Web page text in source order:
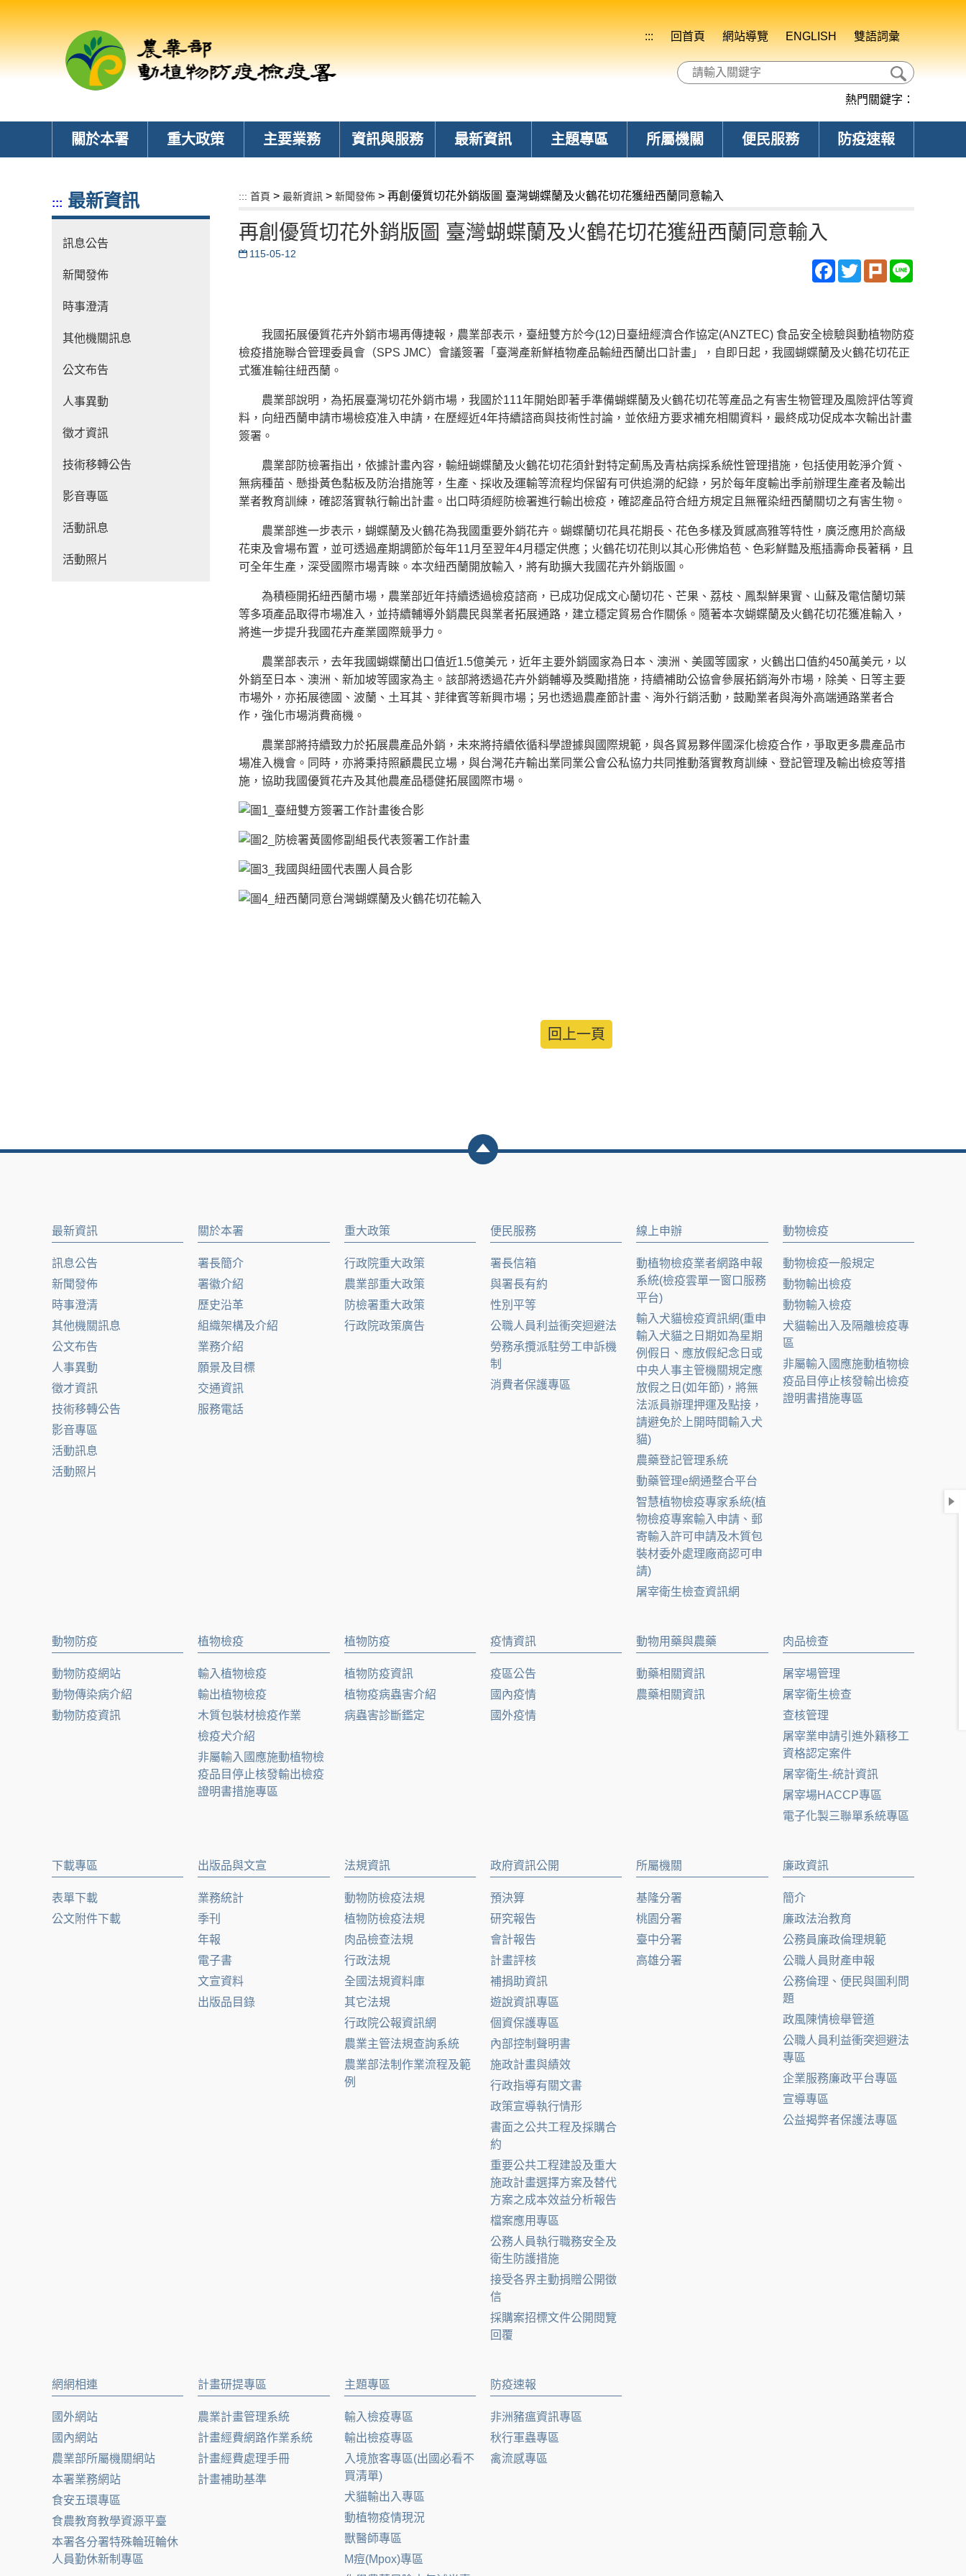
::: 回首頁 網站導覽 ENGLISH 雙語詞彙
熱門關鍵字：
關於本署 重大政策 主要業務 資訊與服務 最新資訊 主題專區 所屬機關 便民服務 防疫速報
::: 最新資訊
訊息公告
新聞發佈
時事澄清
其他機關訊息
公文布告
人事異動
徵才資訊
技術移轉公告
影音專區
活動訊息
活動照片
::: 首頁 > 最新資訊 > 新聞發佈 > 再創優質切花外銷版圖 臺灣蝴蝶蘭及火鶴花切花獲紐西蘭同意輸入
再創優質切花外銷版圖 臺灣蝴蝶蘭及火鶴花切花獲紐西蘭同意輸入
115-05-12
Facebook
TwitterPlurk
我國拓展優質花卉外銷市場再傳捷報，農業部表示，臺紐雙方於今(12)日臺紐經濟合作協定(ANZTEC) 食品安全檢驗與動植物防疫
檢疫措施聯合管理委員會（SPS JMC）會議簽署「臺灣產新鮮植物產品輸紐西蘭出口計畫」，自即日起，我國蝴蝶蘭及火鶴花切花正
式獲准輸往紐西蘭。
農業部說明，為拓展臺灣切花外銷市場，我國於111年開始即著手準備蝴蝶蘭及火鶴花切花等產品之有害生物管理及風險評估等資
料，向紐西蘭申請市場檢疫准入申請，在歷經近4年持續諮商與技術性討論，並依紐方要求補充相關資料，最終成功促成本次輸出計畫
簽署。
農業部防檢署指出，依據計畫內容，輸紐蝴蝶蘭及火鶴花切花須針對特定薊馬及青枯病採系統性管理措施，包括使用乾淨介質、
無病種苗、懸掛黃色黏板及防治措施等，生產、採收及運輸等流程均保留有可供追溯的紀錄，另於每年度輸出季前辦理生產者及輸出
業者教育訓練，確認落實執行輸出計畫。出口時須經防檢署進行輸出檢疫，確認產品符合紐方規定且無罹染紐西蘭關切之有害生物。
農業部進一步表示，蝴蝶蘭及火鶴花為我國重要外銷花卉。蝴蝶蘭切花具花期長、花色多樣及質感高雅等特性，廣泛應用於高級
花束及會場布置，並可透過產期調節於每年11月至翌年4月穩定供應；火鶴花切花則以其心形佛焰苞、色彩鮮豔及瓶插壽命長著稱，且
可全年生產，深受國際市場青睞。本次紐西蘭開放輸入，將有助擴大我國花卉外銷版圖。
為積極開拓紐西蘭市場，農業部近年持續透過檢疫諮商，已成功促成文心蘭切花、芒果、荔枝、鳳梨鮮果實、山蘇及電信蘭切葉
等多項產品取得市場准入，並持續輔導外銷農民與業者拓展通路，建立穩定貿易合作關係。隨著本次蝴蝶蘭及火鶴花切花獲准輸入，
將進一步提升我國花卉產業國際競爭力。
農業部表示，去年我國蝴蝶蘭出口值近1.5億美元，近年主要外銷國家為日本、澳洲、美國等國家，火鶴出口值約450萬美元，以
外銷至日本、澳洲、新加坡等國家為主。該部將透過花卉外銷輔導及獎勵措施，持續補助公協會參展拓銷海外市場，除美、日等主要
市場外，亦拓展德國、波蘭、土耳其、菲律賓等新興市場；另也透過農產節計畫、海外行銷活動，鼓勵業者與海外高端通路業者合
作，強化市場消費商機。
農業部將持續致力於拓展農產品外銷，未來將持續依循科學證據與國際規範，與各貿易夥伴國深化檢疫合作，爭取更多農產品市
場准入機會。同時，亦將秉持照顧農民立場，與台灣花卉輸出業同業公會公私協力共同推動落實教育訓練、登記管理及輸出檢疫等措
施，協助我國優質花卉及其他農產品穩健拓展國際市場。
回上一頁
最新資訊
訊息公告
新聞發佈
時事澄清
其他機關訊息
公文布告
人事異動
徵才資訊
技術移轉公告
影音專區
活動訊息
活動照片
關於本署
署長簡介
署徽介紹
歷史沿革
組織架構及介紹
業務介紹
願景及目標
交通資訊
服務電話
重大政策
行政院重大政策
農業部重大政策
防檢署重大政策
行政院政策廣告
便民服務
署長信箱
與署長有約
性別平等
公職人員利益衝突迴避法
勞務承攬派駐勞工申訴機
制
消費者保護專區
線上申辦
動植物檢疫業者網路申報
系統(檢疫雲單一窗口服務
平台)
輸入犬貓檢疫資訊網(重申
輸入犬貓之日期如為星期
例假日、應放假紀念日或
中央人事主管機關規定應
放假之日(如年節)，將無
法派員辦理押運及點接，
請避免於上開時間輸入犬
貓)
農藥登記管理系統
動藥管理e網通整合平台
智慧植物檢疫專家系統(植
物檢疫專案輸入申請、郵
寄輸入許可申請及木質包
裝材委外處理廠商認可申
請)
屠宰衛生檢查資訊網
動物檢疫
動物檢疫一般規定
動物輸出檢疫
動物輸入檢疫
犬貓輸出入及隔離檢疫專
區
非屬輸入國應施動植物檢
疫品目停止核發輸出檢疫
證明書措施專區
動物防疫
動物防疫網站
動物傳染病介紹
動物防疫資訊
植物檢疫
輸入植物檢疫
輸出植物檢疫
木質包裝材檢疫作業
檢疫犬介紹
非屬輸入國應施動植物檢
疫品目停止核發輸出檢疫
證明書措施專區
植物防疫
植物防疫資訊
植物疫病蟲害介紹
病蟲害診斷鑑定
疫情資訊
疫區公告
國內疫情
國外疫情
動物用藥與農藥
動藥相關資訊
農藥相關資訊
肉品檢查
屠宰場管理
屠宰衛生檢查
查核管理
屠宰業申請引進外籍移工
資格認定案件
屠宰衛生-統計資訊
屠宰場HACCP專區
電子化製三聯單系統專區
下載專區
表單下載
公文附件下載
出版品與文宣
業務統計
季刊
年報
電子書
文宣資料
出版品目錄
法規資訊
動物防檢疫法規
植物防檢疫法規
肉品檢查法規
行政法規
全國法規資料庫
其它法規
行政院公報資訊網
農業主管法規查詢系統
農業部法制作業流程及範
例
政府資訊公開
預決算
研究報告
會計報告
計畫評核
補捐助資訊
遊說資訊專區
個資保護專區
內部控制聲明書
施政計畫與績效
行政指導有關文書
政策宣導執行情形
書面之公共工程及採購合
約
重要公共工程建設及重大
施政計畫選擇方案及替代
方案之成本效益分析報告
檔案應用專區
公務人員執行職務安全及
衛生防護措施
接受各界主動捐贈公開徵
信
採購案招標文件公開閱覽
回覆
所屬機關
基隆分署
桃園分署
臺中分署
高雄分署
廉政資訊
簡介
廉政法治教育
公務員廉政倫理規範
公職人員財產申報
公務倫理、便民與圖利問
題
政風陳情檢舉管道
公職人員利益衝突迴避法
專區
企業服務廉政平台專區
宣導專區
公益揭弊者保護法專區
網網相連
國外網站
國內網站
農業部所屬機關網站
本署業務網站
食安五環專區
食農教育教學資源平臺
本署各分署特殊輪班輪休
人員勤休新制專區
計畫研提專區
農業計畫管理系統
計畫經費網路作業系統
計畫經費處理手冊
計畫補助基準
主題專區
輸入檢疫專區
輸出檢疫專區
入境旅客專區(出國必看不
買清單)
犬貓輸出入專區
動植物疫情現況
獸醫師專區
M痘(Mpox)專區
防疫速報
非洲豬瘟資訊專區
秋行軍蟲專區
禽流感專區